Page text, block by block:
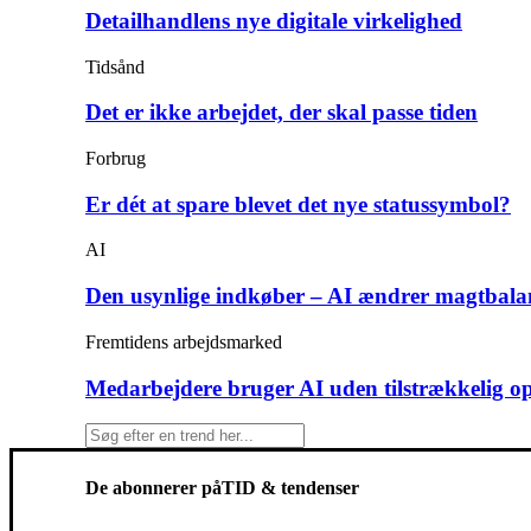
Detailhandlens nye digitale virkelighed
Tidsånd
Det er ikke arbejdet, der skal passe tiden
Forbrug
Er dét at spare blevet det nye statussymbol?
AI
Den usynlige indkøber – AI ændrer
Fremtidens arbejdsmarked
Medarbejdere bruger AI uden tilstrækkelig
De abonnerer påTID & tendenser